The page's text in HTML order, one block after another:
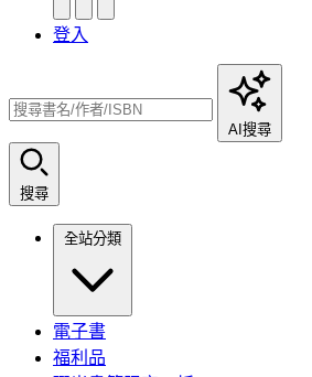
登入
AI搜尋
搜尋
全站分類
電子書
福利品